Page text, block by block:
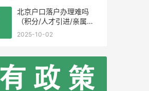
北京户口落户办理难吗
（积分/人才引进/亲属投
靠）
2025-10-02